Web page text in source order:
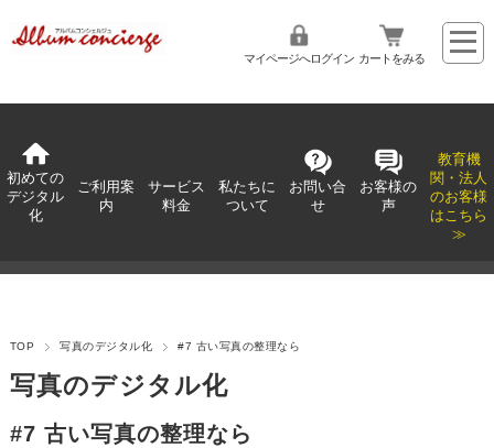
マイページへログイン カートをみる
初めての
デジタル
化
ご利用案
内
サービス
料金
私たちに
ついて
お問い合
せ
お客様の
声
教育機
関・法人
のお客様
はこちら
≫
TOP 写真のデジタル化 #7 古い写真の整理なら
写真のデジタル化
#7 古い写真の整理なら